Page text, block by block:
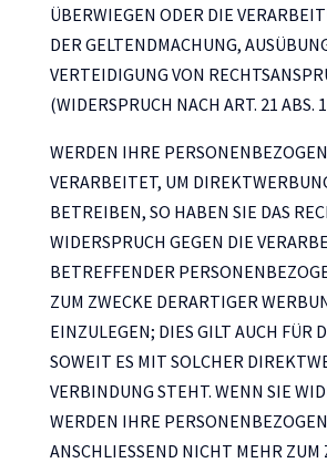
ÜBERWIEGEN ODER DIE
DER GELTENDMACHUNG,
VERTEIDIGUNG VON
(WIDERSPRUCH NACH ART. 21 ABS.
WERDEN IHRE
VERARBEITET, UM
BETREIBEN, SO HABEN SIE DAS
WIDERSPRUCH GEGEN DIE
BETREFFENDER
ZUM ZWECKE DERARTIGER
EINZULEGEN; DIES GILT AUCH FÜR
SOWEIT ES MIT SOLCHER
VERBINDUNG STEHT. WENN SIE
WERDEN IHRE
ANSCHLIESSEND NICHT MEHR ZUM